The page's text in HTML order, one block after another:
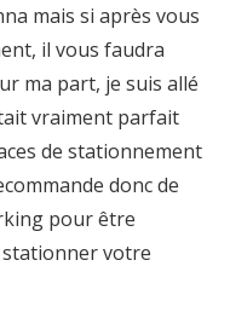
mais si après vous
il vous faudra
ma part, je suis allé
vraiment parfait
de stationnement
donc de
pour être
votre